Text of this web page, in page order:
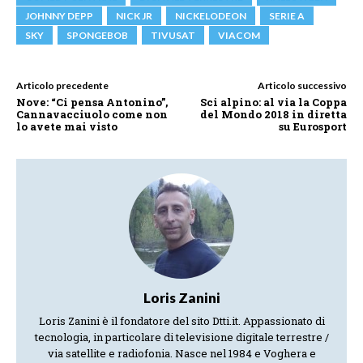
JOHNNY DEPP
NICK JR NICKELODEON
SERIE A
SKY
SPONGEBOB TIVUSAT VIACOM
Articolo precedente
Nove: “Ci pensa Antonino”,
Cannavacciuolo come non
lo avete mai visto
Articolo successivo
Sci alpino: al via la Coppa
del Mondo 2018 in diretta
su Eurosport
Loris Zanini
Loris Zanini è il fondatore del sito Dtti.it. Appassionato di
tecnologia, in particolare di televisione digitale terrestre /
via satellite e radiofonia. Nasce nel 1984 e Voghera e